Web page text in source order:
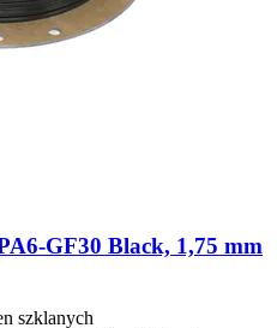
​GF30 Black, 1,75 mm
szklanych